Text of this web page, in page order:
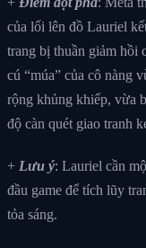
của lối lên đồ Lauriel
trang bị thuần giảm hồi
cú “múa” của cô nàng
rộng khủng khiếp, vừa
độ càn quét giao tranh
+ Lưu ý: Lauriel cần
đầu game để tích lũy
tỏa sáng.